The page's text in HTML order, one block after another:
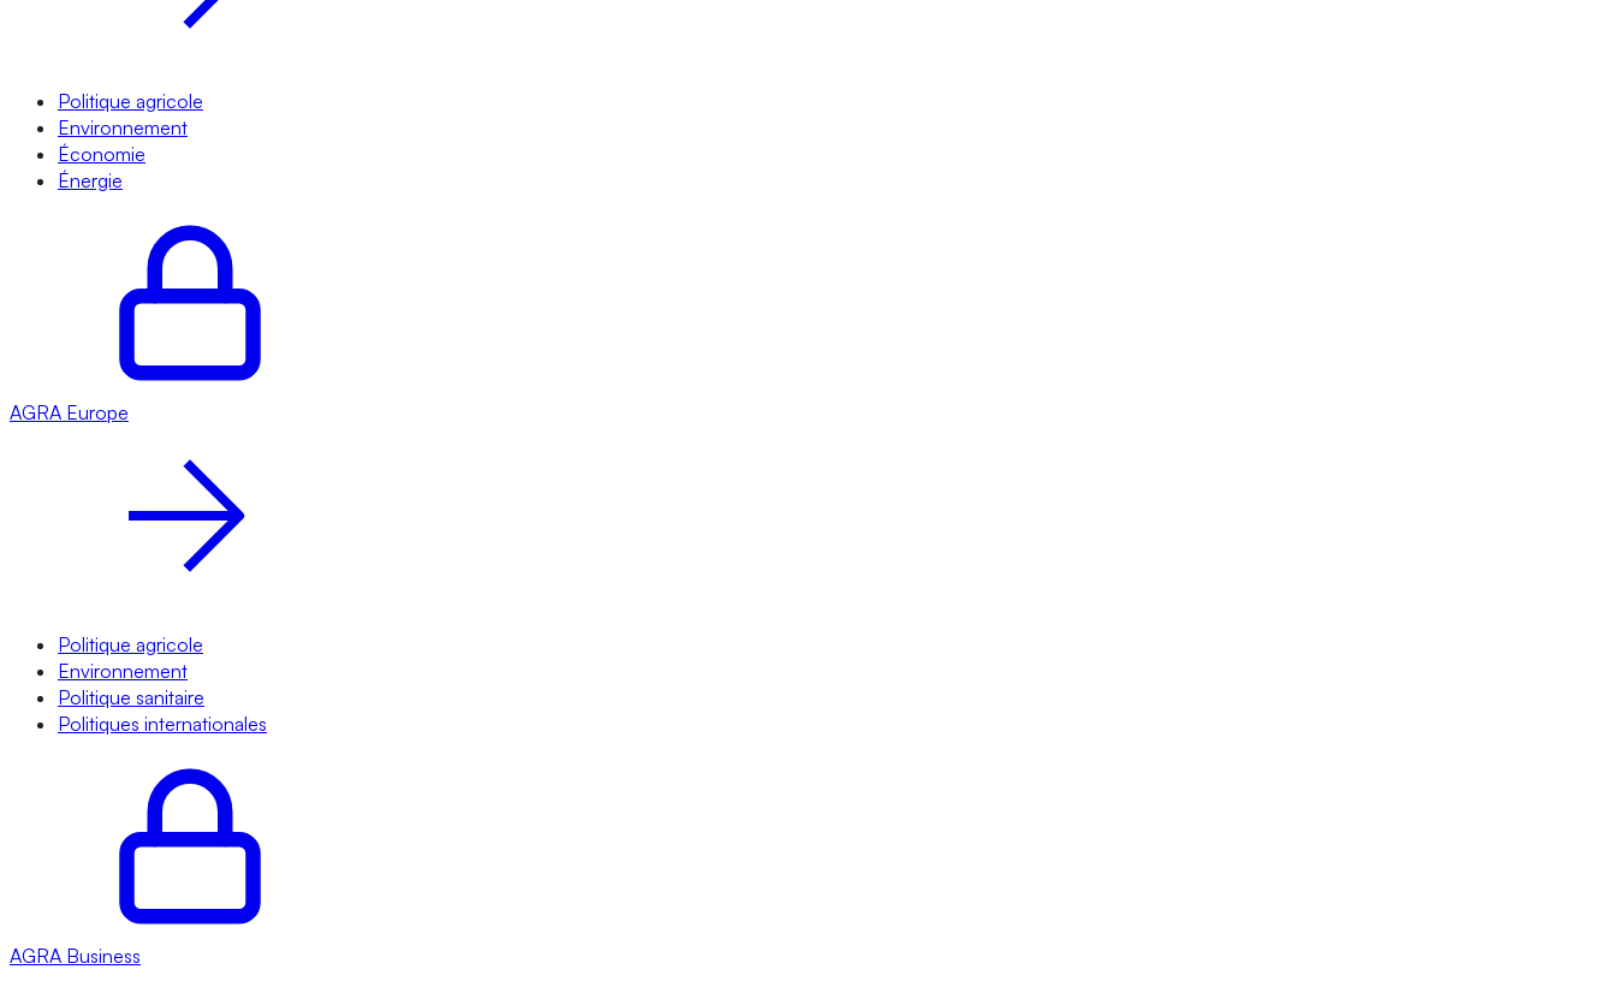
Politique agricole
Environnement
Économie
Énergie
AGRA Europe
Politique agricole
Environnement
Politique sanitaire
Politiques internationales
AGRA Business